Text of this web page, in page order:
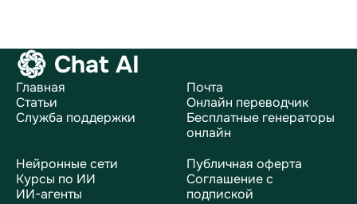
Chat AI
Главная
Статьи
Служба поддержки
Почта
Онлайн переводчик
Бесплатные генераторы
онлайн
Нейронные сети
Курсы по ИИ
ИИ-агенты
Публичная оферта
Соглашение с
подпиской